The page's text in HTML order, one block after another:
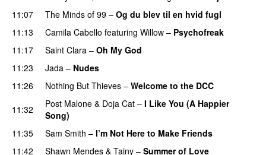
11:07
The Minds of 99 – Og du blev til en hvid fugl
11:13
Camila Cabello featuring Willow – Psychofreak
11:17
Saint Clara – Oh My God
11:23
Jada – Nudes
11:26 Nothing But Thieves – Welcome to the DCC
11:32 Post Malone & Doja Cat – I Like You (A Happier
Song)
11:35 Sam Smith – I’m Not Here to Make Friends
11:42
Shawn Mendes & Tainy – Summer of Love